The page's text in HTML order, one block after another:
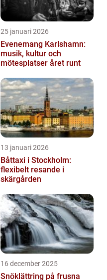
25 januari 2026
Evenemang Karlshamn:
musik, kultur och
mötesplatser året runt
13 januari 2026
Båttaxi i Stockholm:
flexibelt resande i
skärgården
16 december 2025
Snöklättring på frusna